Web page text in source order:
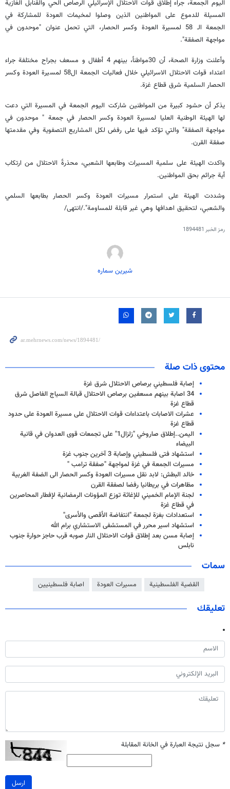
اليوم الجمعة، جراء إطلاق قوات الاحتلال الإسرائيلي الرصاص الحي والقنابل الغازية
المسيلة للدموع على المواطنين الذين وصلوا لمخيمات العودة للمشاركة في
الجمعة الـ 58 لمسيرة العودة وكسر الحصار، التي تحمل عنوان "موحدون في
مواجهة الصفقة".
وأعلنت وزارة الصحة، أن 30مواطناً، بينهم 4 أطفال و مسعف بجراح مختلفة جراء
اعتداء قوات الاحتلال الاسرائيلي خلال فعاليات الجمعة ال58 لمسيرة العودة وكسر
الحصار السلمية شرق قطاع غزة.
يذكر أن حشود كبيرة من المواطنين شاركت اليوم الجمعة في المسيرة التي دعت
لها الهيئة الوطنية العليا لمسيرة العودة وكسر الحصار في جمعة " موحدون في
مواجهة الصفقة" والتي تؤكد فيها على رفض لكل المشاريع التصفوية وفي مقدمتها
صفقة القرن.
واكدت الهيئة على سلمية المسيرات وطابعها الشعبي، محذرةً الاحتلال من ارتكاب
أية جرائم بحق المواطنين.
وشددت الهيئة على استمرار مسيرات العودة وكسر الحصار بطابعها السلمي
والشعبي، لتحقيق اهدافها وهي غير قابلة للمساومة"./انتهى/
رمز الخبر 1894481
شیرین سماره
محتوى ذات صلة
إصابة فلسطيني برصاص الاحتلال شرق غزة
34 اصابة بينهم مسعفين برصاص الاحتلال قبالة السياج الفاصل شرق
قطاع غزة
عشرات الاصابات باعتداءات قوات الاحتلال على مسيرة العودة على حدود
قطاع غزة
اليمن..إطلاق صاروخي "زلزال1" على تجمعات قوى العدوان في قانية
البيضاء
استشهاد فتى فلسطيني وإصابة 3 آخرين جنوب غزة
مسيرات الجمعة في غزة لمواجهة "صفقة ترامب "
خالد البطش: لابد نقل مسيرات العودة وكسر الحصار الى الضفة الغربية
مظاهرات في بريطانيا رفضا لصفقة القرن
لجنة الإمام الخميني للإغاثة توزع المؤونات الرمضانية لإفطار المحاصرين
في قطاع غزة
استعدادات بغزة لجمعة "انتفاضة الأقصى والأسرى"
استشهاد اسير محرر في المستشفى الاستشاري برام الله
إصابة مسن بعد إطلاق قوات الاحتلال النار صوبه قرب حاجز حوارة جنوب
نابلس
سمات
القضية الفلسطينية مسيرات العودة اصابة فلسطينيين
تعليقك
* سجل نتيجة العبارة في الخانة المقابلة
ارسل